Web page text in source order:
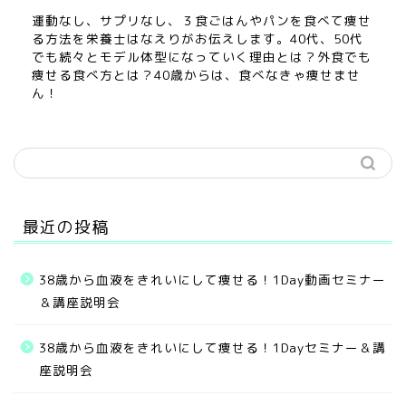
運動なし、サプリなし、３食ごはんやパンを食べて痩せ
る方法を栄養士はなえりがお伝えします。40代、50代
でも続々とモデル体型になっていく理由とは？外食でも
痩せる食べ方とは？40歳からは、食べなきゃ痩せませ
ん！
最近の投稿
38歳から血液をきれいにして痩せる！1Day動画セミナー
＆講座説明会
38歳から血液をきれいにして痩せる！1Dayセミナー＆講
座説明会